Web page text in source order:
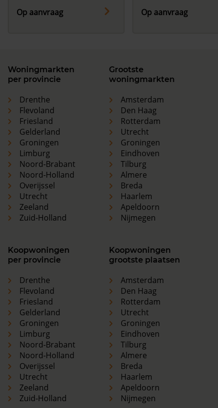
Op aanvraag
Op aanvraag
Woningmarkten
per provincie
Drenthe
Flevoland
Friesland
Gelderland
Groningen
Limburg
Noord-Brabant
Noord-Holland
Overijssel
Utrecht
Zeeland
Zuid-Holland
Grootste
woningmarkten
Amsterdam
Den Haag
Rotterdam
Utrecht
Groningen
Eindhoven
Tilburg
Almere
Breda
Haarlem
Apeldoorn
Nijmegen
Koopwoningen
per provincie
Drenthe
Flevoland
Friesland
Gelderland
Groningen
Limburg
Noord-Brabant
Noord-Holland
Overijssel
Utrecht
Zeeland
Zuid-Holland
Koopwoningen
grootste plaatsen
Amsterdam
Den Haag
Rotterdam
Utrecht
Groningen
Eindhoven
Tilburg
Almere
Breda
Haarlem
Apeldoorn
Nijmegen